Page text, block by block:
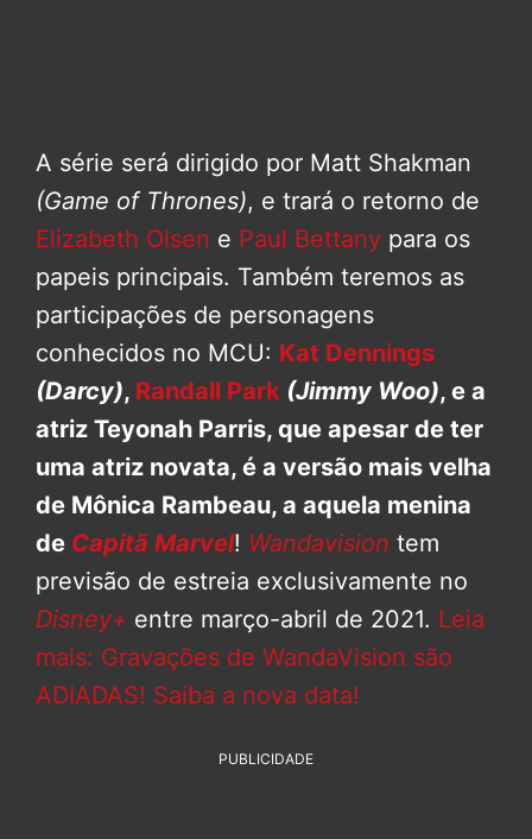
A série será dirigido por Matt Shakman
(Game of Thrones), e trará o retorno de
Elizabeth Olsen e Paul Bettany para os
papeis principais. Também teremos as
participações de personagens
conhecidos no MCU: Kat Dennings
(Darcy), Randall Park (Jimmy Woo), e a
atriz Teyonah Parris, que apesar de ter
uma atriz novata, é a versão mais velha
de Mônica Rambeau, a aquela menina
de Capitã Marvel! Wandavision tem
previsão de estreia exclusivamente no
Disney+ entre março-abril de 2021. Leia
mais: Gravações de WandaVision são
ADIADAS! Saiba a nova data!
PUBLICIDADE